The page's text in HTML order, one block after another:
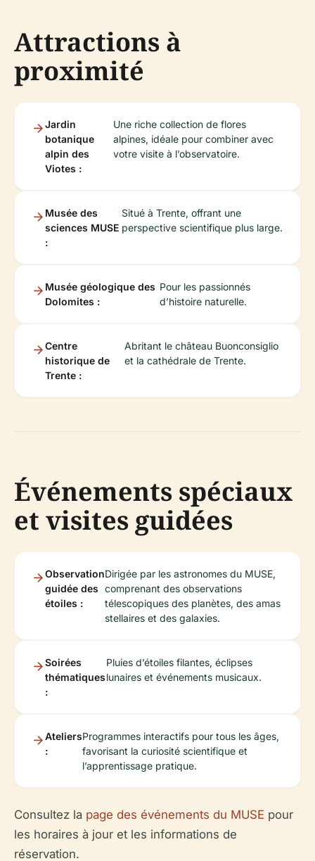
Attractions à
proximité
Jardin
botanique
alpin des
Viotes :
Une riche collection de flores
alpines, idéale pour combiner avec
votre visite à l’observatoire.
Musée des
sciences MUSE
:
Situé à Trente, offrant une
perspective scientifique plus large.
Musée géologique des
Dolomites :
Pour les passionnés
d’histoire naturelle.
Centre
historique de
Trente :
Abritant le château Buonconsiglio
et la cathédrale de Trente.
Événements spéciaux
et visites guidées
Observation
guidée des
étoiles :
Dirigée par les astronomes du MUSE,
comprenant des observations
télescopiques des planètes, des amas
stellaires et des galaxies.
Soirées
thématiques
:
Pluies d’étoiles filantes, éclipses
lunaires et événements musicaux.
Ateliers
:
Programmes interactifs pour tous les âges,
favorisant la curiosité scientifique et
l’apprentissage pratique.
Consultez la page des événements du MUSE pour
les horaires à jour et les informations de
réservation.